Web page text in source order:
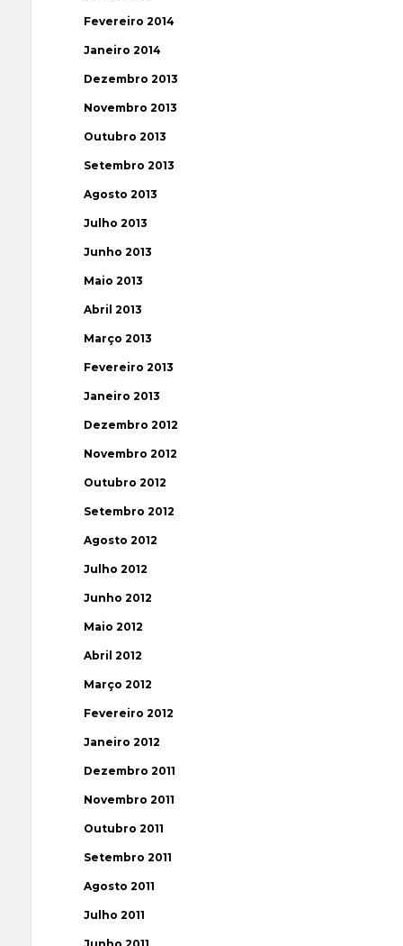
Fevereiro 2014
Janeiro 2014
Dezembro 2013
Novembro 2013
Outubro 2013
Setembro 2013
Agosto 2013
Julho 2013
Junho 2013
Maio 2013
Abril 2013
Março 2013
Fevereiro 2013
Janeiro 2013
Dezembro 2012
Novembro 2012
Outubro 2012
Setembro 2012
Agosto 2012
Julho 2012
Junho 2012
Maio 2012
Abril 2012
Março 2012
Fevereiro 2012
Janeiro 2012
Dezembro 2011
Novembro 2011
Outubro 2011
Setembro 2011
Agosto 2011
Julho 2011